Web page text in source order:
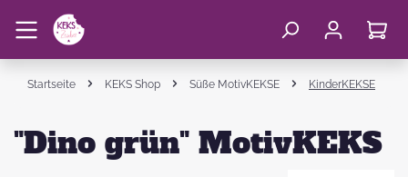
Startseite KEKS Shop Süße MotivKEKSE KinderKEKSE
"Dino grün" MotivKEKS